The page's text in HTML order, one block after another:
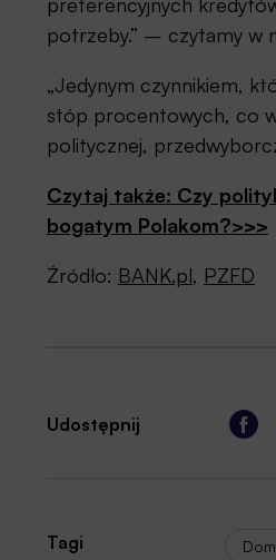
potrzeby.” – czytamy w
„Jedynym czynnikiem,
stóp procentowych, co
politycznej,
Czytaj także: Czy
bogatym Polakom?>>>
Źródło: BANK.pl, PZFD
Udostępnij
Tagi